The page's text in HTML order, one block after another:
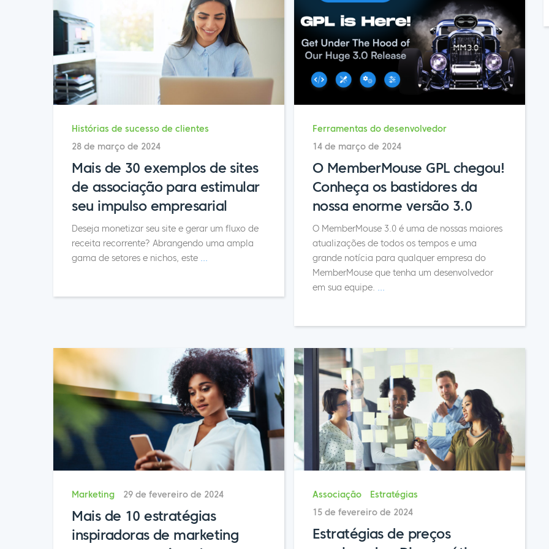
Histórias de sucesso de clientes
28 de março de 2024
Mais de 30 exemplos de sites
de associação para estimular
seu impulso empresarial
Deseja monetizar seu site e gerar um fluxo de
receita recorrente? Abrangendo uma ampla
gama de setores e nichos, este ...
Ferramentas do desenvolvedor
14 de março de 2024
O MemberMouse GPL chegou!
Conheça os bastidores da
nossa enorme versão 3.0
O MemberMouse 3.0 é uma de nossas maiores
atualizações de todos os tempos e uma
grande notícia para qualquer empresa do
MemberMouse que tenha um desenvolvedor
em sua equipe. ...
Marketing 29 de fevereiro de 2024
Mais de 10 estratégias
inspiradoras de marketing
Associação
Estratégias
15 de fevereiro de 2024
Estratégias de preços